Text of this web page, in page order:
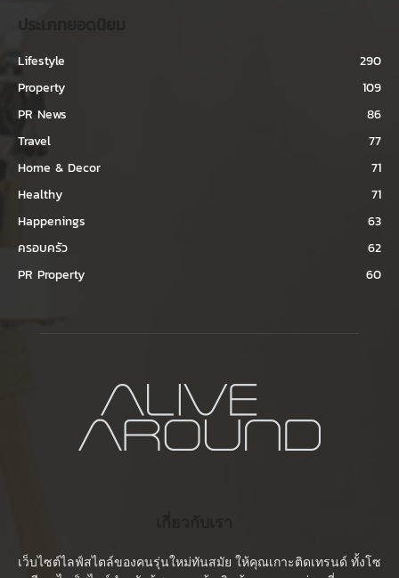
Lifestyle
290
Property
109
PR News
86
Travel
77
Home & Decor
71
Healthy
71
Happenings
63
ครอบครัว
62
PR Property
60
เว็บไซต์ไลฟ์สไตล์ของคนรุ่นใหม่ทันสมัย ให้คุณเกาะติดเทรนด์ ทั้งโซ